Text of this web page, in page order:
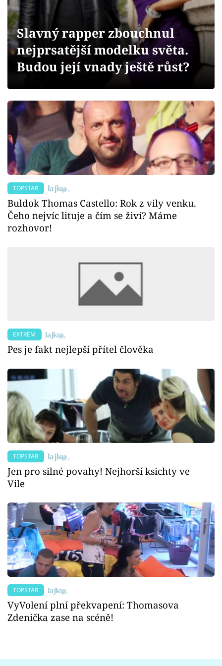
Videa
Sledujte prima+
Sledujte nás
Slavný rapper zbouchnul
nejprsatější modelku světa.
Budou její vnady ještě růst?
TOPSTAR
Buldok Thomas Castello: Rok z vily venku.
Čeho nejvíc lituje a čím se živí? Máme
rozhovor!
EXTRÉM
Pes je fakt nejlepší přítel člověka
TOPSTAR
Jen pro silné povahy! Nejhorší ksichty ve
Vile
TOPSTAR
VyVolení plní překvapení: Thomasova
Zdenička zase na scéně!